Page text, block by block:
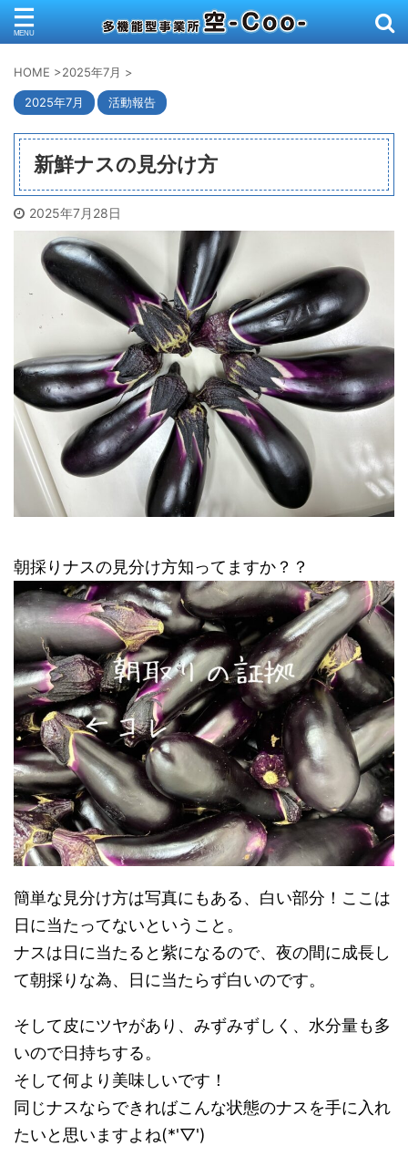
HOME >2025年7月 >
2025年7月 活動報告
新鮮ナスの見分け方
2025年7月28日
朝採りナスの見分け方知ってますか？？
簡単な見分け方は写真にもある、白い部分！ここは
日に当たってないということ。
ナスは日に当たると紫になるので、夜の間に成長し
て朝採りな為、日に当たらず白いのです。
そして皮にツヤがあり、みずみずしく、水分量も多
いので日持ちする。
そして何より美味しいです！
同じナスならできればこんな状態のナスを手に入れ
たいと思いますよね(*'▽')